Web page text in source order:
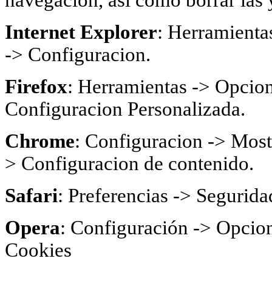
Internet Explorer:
-> Configuracion.
Firefox: Herramientas ->
Configuracion Personalizada.
Chrome: Configuracion ->
> Configuracion de contenido.
Safari: Preferencias ->
Opera: Configuración ->
Cookies